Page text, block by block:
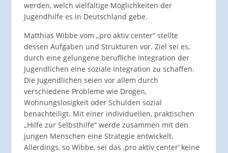
werden, welch vielfältige Möglichkeiten der
Jugendhilfe es in Deutschland gebe.
Matthias Wibbe vom „pro aktiv center“ stellte
dessen Aufgaben und Strukturen vor. Ziel sei es,
durch eine gelungene berufliche Integration der
Jugendlichen eine soziale Integration zu schaffen.
Die Jugendlichen seien vor allem durch
verschiedene Probleme wie Drogen,
Wohnungslosigkeit oder Schulden sozial
benachteiligt. Mit einer individuellen, praktischen
„Hilfe zur Selbsthilfe“ werde zusammen mit den
jungen Menschen eine Strategie entwickelt.
Allerdings, so Wibbe, sei das ,pro aktiv center’ keine